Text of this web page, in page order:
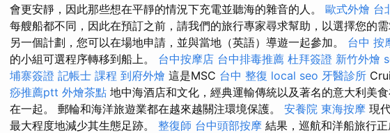
會更安靜，因此那些想在平靜的情況下充電並聽海的雜音的人。 歐式外燴 台
每艘船都不同，因此在預訂之前，請我們的旅行專家尋求幫助，以選擇您的
另一個計劃，您可以在場地申請，並與當地（英語）導遊一起參加。 台中 按
的小組可選程序轉移到船上。 台中按摩店 台中排毒推薦 杜拜簽證 新竹外燴
埔寨簽證 記帳士 課程 到府外燴 這是MSC 台中 整復 local seo 牙醫診所
痧推薦ptt 外燴茶點 地中海酒店和文化，經典運輸傳統以及著名的意大利美
在一起。 郵輪和海洋旅遊業都在越來越關注環境保護。 安養院 東海按摩 現
最大程度地減少其生態足跡。 整復師 台中頭部按摩 結果，巡航和洋船旅行正